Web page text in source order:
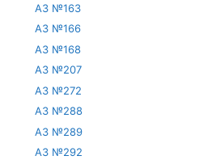
АЗ №163
АЗ №166
АЗ №168
АЗ №207
АЗ №272
АЗ №288
АЗ №289
АЗ №292